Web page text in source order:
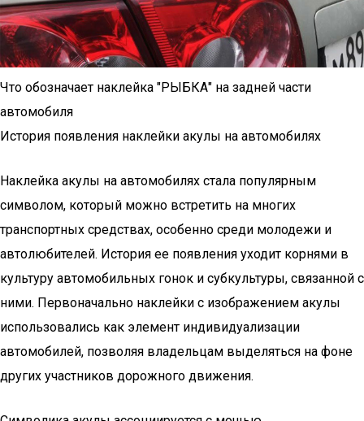
Что обозначает наклейка "РЫБКА" на задней части
автомобиля
История появления наклейки акулы на автомобилях
Наклейка акулы на автомобилях стала популярным
символом, который можно встретить на многих
транспортных средствах, особенно среди молодежи и
автолюбителей. История ее появления уходит корнями в
культуру автомобильных гонок и субкультуры, связанной с
ними. Первоначально наклейки с изображением акулы
использовались как элемент индивидуализации
автомобилей, позволяя владельцам выделяться на фоне
других участников дорожного движения.